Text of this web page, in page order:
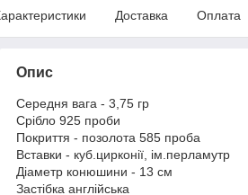
Доставка Оплата
Опис
Середня вага - 3,75 гр
Срібло 925 проби
Покриття - позолота 585 проба
Вставки - куб.цирконії, ім.перламутр
Діаметр конюшини - 13 см
Застібка англійська